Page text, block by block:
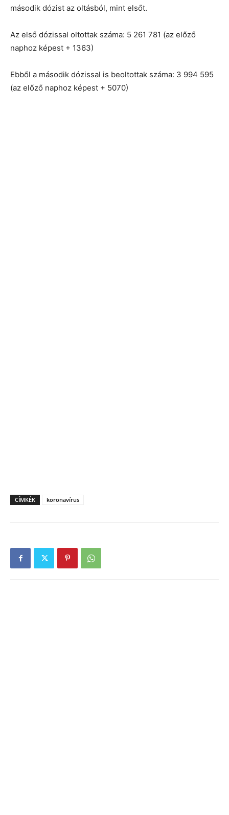
második dózist az oltásból, mint elsőt.
Az első dózissal oltottak száma: 5 261 781 (az előző
naphoz képest + 1363)
Ebből a második dózissal is beoltottak száma: 3 994 595
(az előző naphoz képest + 5070)
CÍMKÉK koronavírus